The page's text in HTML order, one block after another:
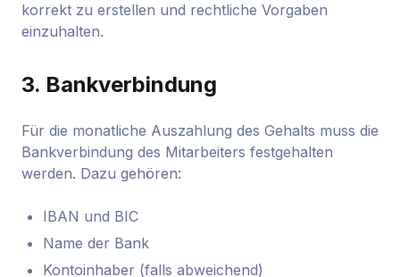
korrekt zu erstellen und rechtliche Vorgaben
einzuhalten.
3. Bankverbindung
Für die monatliche Auszahlung des Gehalts muss die
Bankverbindung des Mitarbeiters festgehalten
werden. Dazu gehören:
IBAN und BIC
Name der Bank
Kontoinhaber (falls abweichend)